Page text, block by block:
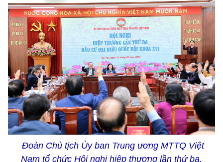
Đoàn Chủ tịch Ủy ban Trung ương MTTQ Việt
Nam tổ chức Hội nghị hiệp thương lần thứ ba.